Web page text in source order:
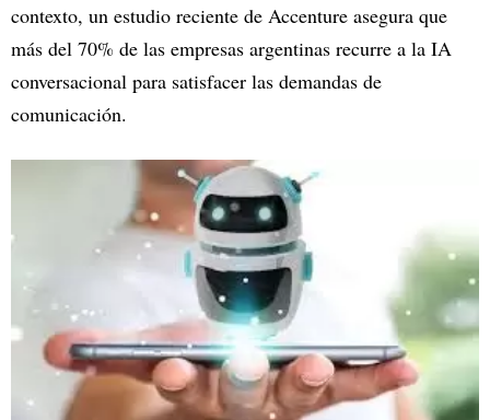
contexto, un estudio reciente de Accenture asegura que
más del 70% de las empresas argentinas recurre a la IA
conversacional para satisfacer las demandas de
comunicación.